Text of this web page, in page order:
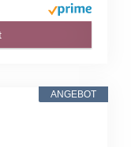
ANGEBOT